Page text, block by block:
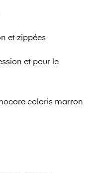
et zippées
et pour le
coloris marron